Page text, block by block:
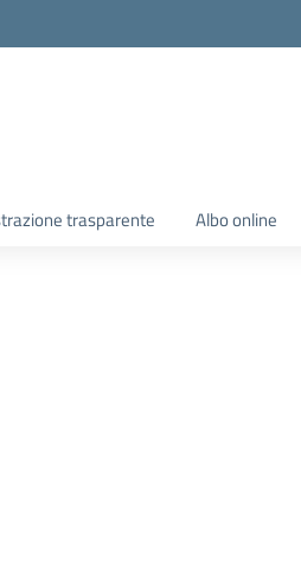
trasparente Albo online